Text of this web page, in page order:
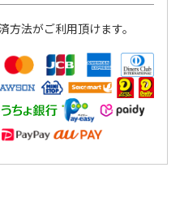
方法がご利用頂けます。